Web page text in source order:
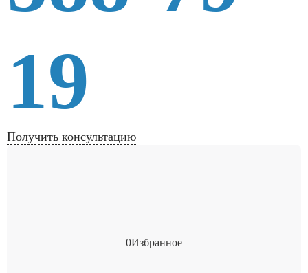
19
Получить консультацию
0Избранное